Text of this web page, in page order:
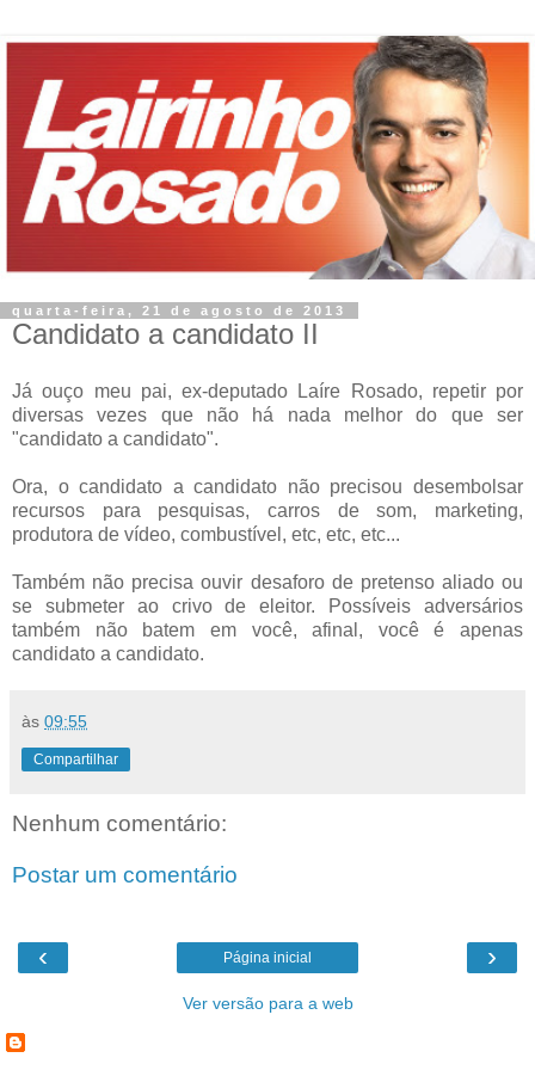
quarta-feira, 21 de agosto de 2013
Candidato a candidato II
Já ouço meu pai, ex-deputado Laíre Rosado, repetir por
diversas vezes que não há nada melhor do que ser
"candidato a candidato".
Ora, o candidato a candidato não precisou desembolsar
recursos para pesquisas, carros de som, marketing,
produtora de vídeo, combustível, etc, etc, etc...
Também não precisa ouvir desaforo de pretenso aliado ou
se submeter ao crivo de eleitor. Possíveis adversários
também não batem em você, afinal, você é apenas
candidato a candidato.
às 09:55
Compartilhar
Nenhum comentário:
Postar um comentário
‹ ›
Página inicial
Ver versão para a web